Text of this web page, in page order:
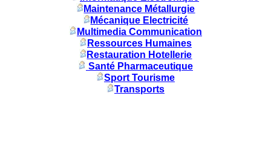
Maintenance Métallurgie
Mécanique Electricité
Multimedia Communication
Ressources Humaines
Restauration Hotellerie
Santé Pharmaceutique
Sport Tourisme
Transports